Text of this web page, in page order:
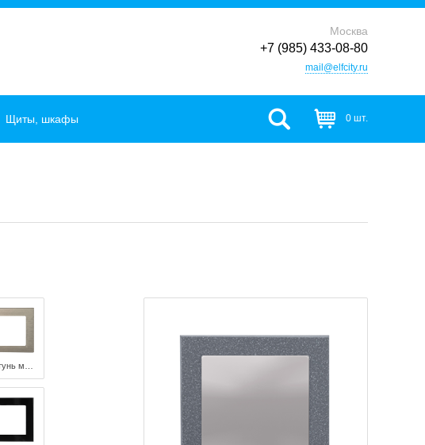
Москва
+7 (985) 433-08-80
mail@elfcity.ru
Щиты, шкафы 0 шт.